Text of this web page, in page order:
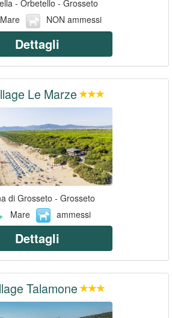
- Orbetello - Grosseto
Mare
NON ammessi
Dettagli
Le Marze
di Grosseto - Grosseto
Mare
ammessi
Dettagli
Talamone